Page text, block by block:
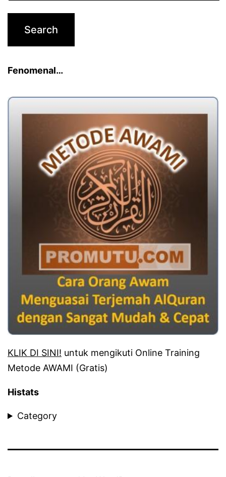
Fenomenal…
KLIK DI SINI! untuk mengikuti Online Training
Metode AWAMI (Gratis)
Histats
Category